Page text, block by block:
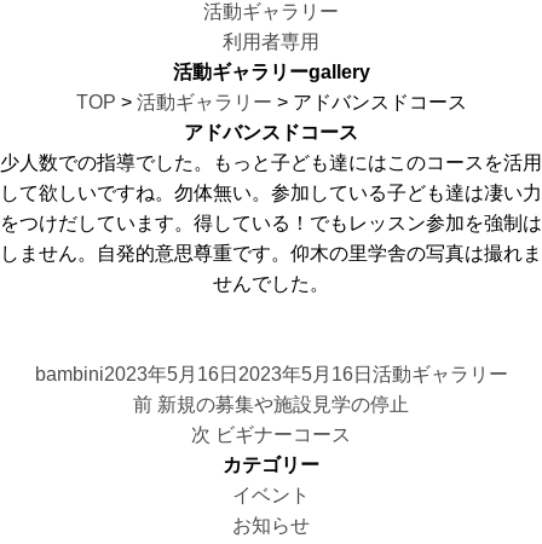
活動ギャラリー
利用者専用
活動ギャラリーgallery
TOP > 活動ギャラリー > アドバンスドコース
アドバンスドコース
少人数での指導でした。もっと子ども達にはこのコースを活用
して欲しいですね。勿体無い。参加している子ども達は凄い力
をつけだしています。得している！でもレッスン参加を強制は
しません。自発的意思尊重です。仰木の里学舎の写真は撮れま
せんでした。
投
bambini投
2023年5月16日 2023年5月16日 カ
テ
活動ギャラリー
前 前
新規の募集や施設見学の停止
次 次
の
稿:
ビギナーコース
カテゴリー
イベント
お知らせ